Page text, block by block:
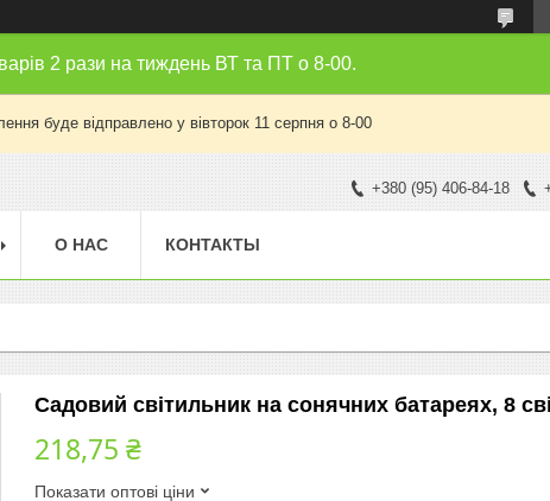
2 рази на тиждень ВТ та ПТ о 8-00.
буде відправлено у вівторок 11 серпня о 8-00
+380 (95) 406-84-18
О НАС КОНТАКТЫ
Садовий світильник на сонячних батареях, 8
218,75 ₴
Показати оптові ціни